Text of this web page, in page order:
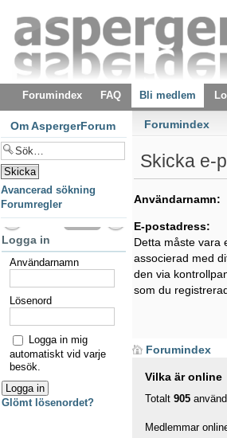
Forumindex FAQ Bli medlem
Forumindex
Skicka e-
Användarnamn:
E-postadress:
Detta måste vara
associerad med
den via
som du
Forumindex
Vilka är online
Totalt 905
Medlemmar
Om AspergerForum
Avancerad sökning
Forumregler
Logga in
Användarnamn
Lösenord
Logga in mig
automatiskt vid varje
besök.
Glömt lösenordet?